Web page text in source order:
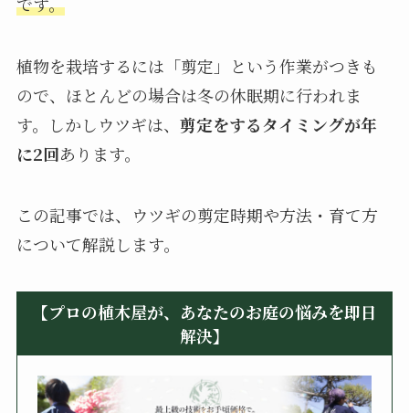
植物を栽培するには「剪定」という作業がつきも
ので、ほとんどの場合は冬の休眠期に行われま
す。しかしウツギは、 剪定をするタイミングが年
に2回あります。
この記事では、ウツギの剪定時期や方法・育て方
について解説します。
【プロの植木屋が、あなたのお庭の悩みを即日
解決】